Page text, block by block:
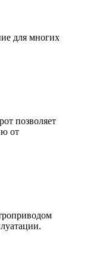
для многих
позволяет
от